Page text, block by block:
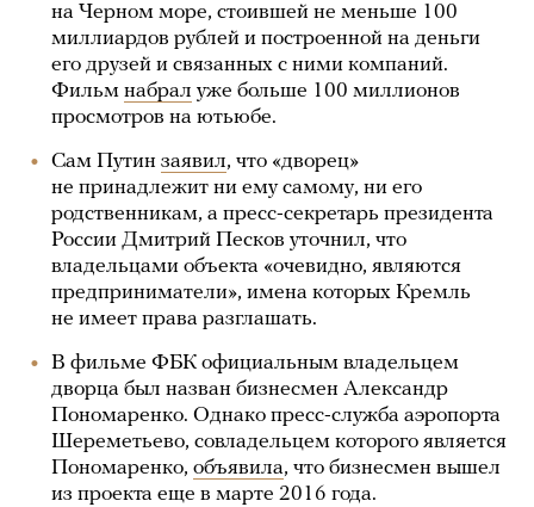
на Черном море, стоившей не меньше 100
миллиардов рублей и построенной на деньги
его друзей и связанных с ними компаний.
Фильм набрал уже больше 100 миллионов
просмотров на ютьюбе.
Сам Путин заявил, что «дворец»
не принадлежит ни ему самому, ни его
родственникам, а пресс-секретарь президента
России Дмитрий Песков уточнил, что
владельцами объекта «очевидно, являются
предприниматели», имена которых Кремль
не имеет права разглашать.
В фильме ФБК официальным владельцем
дворца был назван бизнесмен Александр
Пономаренко. Однако пресс-служба аэропорта
Шереметьево, совладельцем которого является
Пономаренко, объявила, что бизнесмен вышел
из проекта еще в марте 2016 года.